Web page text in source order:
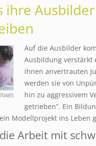
ihre
Auf die Ausbilder
Ausbildung verstärkt
ihnen anvertrauten
werden sie von
hin zu aggressivem
getrieben”. Ein
Modellprojekt ins Leben
Arbeit mit